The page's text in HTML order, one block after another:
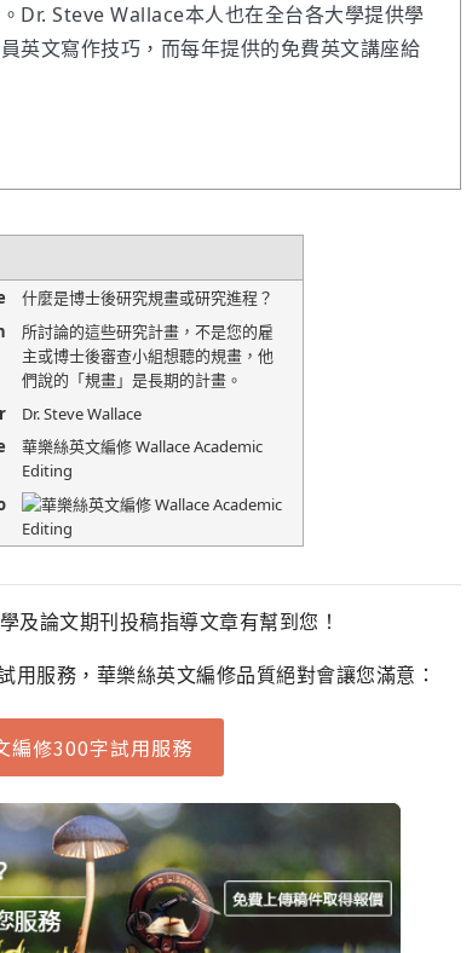
Dr. Steve Wallace本人也在全台各大學提供學
英文寫作技巧，而每年提供的免費英文講座給
什麼是博士後研究規畫或研究進程？
所討論的這些研究計畫，不是您的雇
主或博士後審查小組想聽的規畫，他
們說的「規畫」是長期的計畫。
Dr. Steve Wallace
華樂絲英文編修 Wallace Academic
Editing
及論文期刊投稿指導文章有幫到您！
服務，華樂絲英文編修品質絕對會讓您滿意：
編修300字試用服務